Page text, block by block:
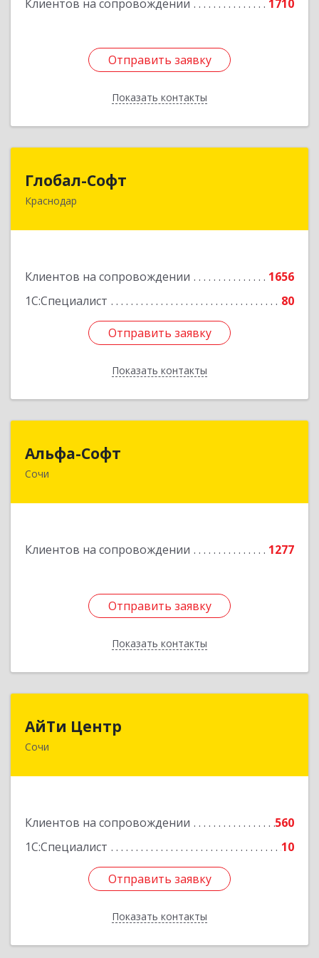
Клиентов на сопровождении 1710
Отправить заявку
Показать контакты
Отправить заявку
Назад
Глобал-Софт
Краснодар
Клиентов на сопровождении
1656
1С:Специалист
80
Отправить заявку
Показать контакты
350018, Краснодарский край, Краснодар г,
Отправить заявку
Назад
Альфа-Софт
Сочи
Клиентов на сопровождении 1277
Отправить заявку
Показать контакты
Отправить заявку
Назад
АйТи Центр
Сочи
Клиентов на сопровождении
560
1С:Специалист
10
Отправить заявку
Показать контакты
354000, Краснодарский край, Сочи, Московская
Отправить заявку
Назад